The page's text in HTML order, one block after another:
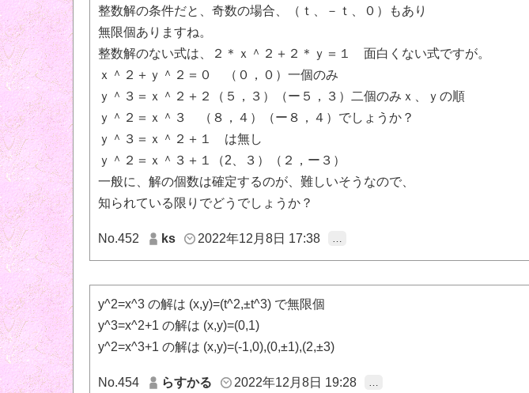
整数解の条件だと、奇数の場合、（ｔ、－ｔ、０）もあり
無限個ありますね。
整数解のない式は、２＊ｘ＾２＋２＊ｙ＝１ 面白くない式ですが。
ｘ＾２＋ｙ＾２＝０ （０，０）一個のみ
ｙ＾３＝ｘ＾２＋２（５，３）（ー５，３）二個のみｘ、ｙの順
ｙ＾２＝ｘ＾３ （８，４）（ー８，４）でしょうか？
ｙ＾３＝ｘ＾２＋１ は無し
ｙ＾２＝ｘ＾３＋１（2、３）（２，ー３）
一般に、解の個数は確定するのが、難しいそうなので、
知られている限りでどうでしょうか？
No.452 ks 2022年12月8日 17:38 …
y^2=x^3 の解は (x,y)=(t^2,±t^3) で無限個
y^3=x^2+1 の解は (x,y)=(0,1)
y^2=x^3+1 の解は (x,y)=(-1,0),(0,±1),(2,±3)
No.454 らすかる 2022年12月8日 19:28 …